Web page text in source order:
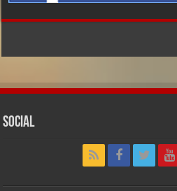
Social